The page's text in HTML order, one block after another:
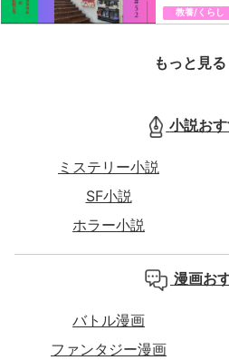
教養/くらし
もっと見る
小説お
ミステリー小説
SF小説
ホラー小説
漫画お
バトル漫画
ファンタジー漫画